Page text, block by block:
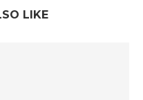
LIKE